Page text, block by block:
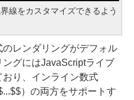
線をカスタマイズできるよう
レンダリングがデフォル
ングにはJavaScriptライブ
り、インライン数式
）の両方をサポートす